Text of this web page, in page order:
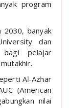
program
2030, banyak
dan
pelajar
Al-Azhar
(American
nilai